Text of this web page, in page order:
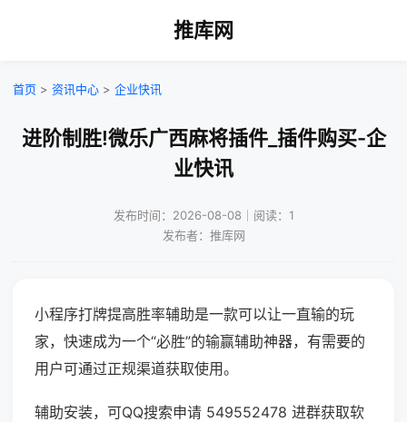
推库网
首页 > 资讯中心 > 企业快讯
进阶制胜!微乐广西麻将插件_插件购买-企
业快讯
发布时间：2026-08-08｜阅读：1
发布者：推库网
小程序打牌提高胜率辅助是一款可以让一直输的玩
家，快速成为一个“必胜”的输赢辅助神器，有需要的
用户可通过正规渠道获取使用。
辅助安装，可QQ搜索申请 549552478 进群获取软